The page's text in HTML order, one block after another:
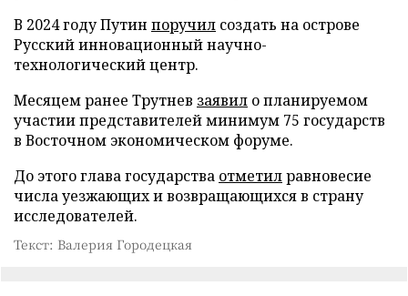
В 2024 году Путин поручил создать на острове
Русский инновационный научно-
технологический центр.
Месяцем ранее Трутнев заявил о планируемом
участии представителей минимум 75 государств
в Восточном экономическом форуме.
До этого глава государства отметилравновесие
числа уезжающих и возвращающихся в страну
исследователей.
Текст: Валерия Городецкая